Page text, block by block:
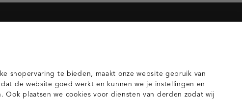
& gilets
shopervaring te bieden, maakt onze website gebruik van
de website goed werkt en kunnen we je instellingen en
Ook plaatsen we cookies voor diensten van derden zodat wij